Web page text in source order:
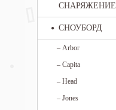
СНАРЯЖЕНИЕ
СНОУБОРД
– Arbor
– Capita
– Head
– Jones